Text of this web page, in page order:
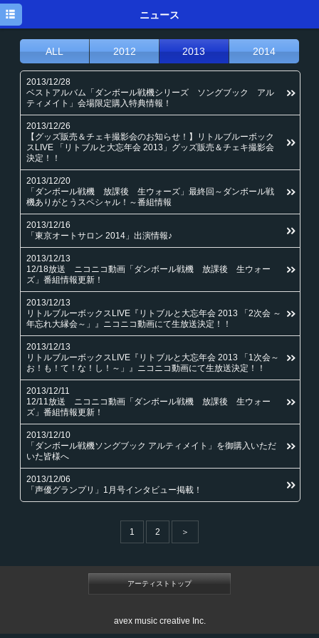
ニュース
ALL 2012 2013 2014
2013/12/28
ベストアルバム「ダンボール戦機シリーズ ソングブック アル
ティメイト」会場限定購入特典情報！
2013/12/26
【グッズ販売＆チェキ撮影会のお知らせ！】リトルブルーボック
スLIVE 「リトブルと大忘年会 2013」グッズ販売＆チェキ撮影会
決定！！
2013/12/20
「ダンボール戦機 放課後 生ウォーズ」最終回～ダンボール戦
機ありがとうスペシャル！～番組情報
2013/12/16
「東京オートサロン 2014」出演情報♪
2013/12/13
12/18放送 ニコニコ動画「ダンボール戦機 放課後 生ウォー
ズ」番組情報更新！
2013/12/13
リトルブルーボックスLIVE『リトブルと大忘年会 2013 「2次会 ～
年忘れ大縁会～」』ニコニコ動画にて生放送決定！！
2013/12/13
リトルブルーボックスLIVE『リトブルと大忘年会 2013 「1次会～
お！も！て！な！し！～」』ニコニコ動画にて生放送決定！！
2013/12/11
12/11放送 ニコニコ動画「ダンボール戦機 放課後 生ウォー
ズ」番組情報更新！
2013/12/10
「ダンボール戦機ソングブック アルティメイト」を御購入いただ
いた皆様へ
2013/12/06
「声優グランプリ」1月号インタビュー掲載！
1 2 ＞
アーティストトップ
avex music creative Inc.
ニュース
メディア
イベント
ディスク
プロフィール
メルマガ
ブログ